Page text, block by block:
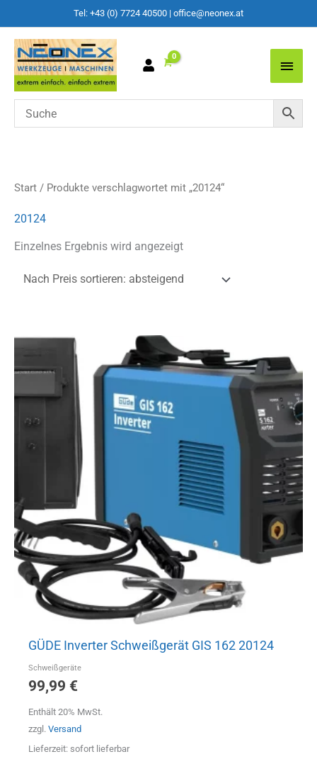
Tel: +43 (0) 7724 40500 | office@neonex.at
Main
Start / Produkte verschlagwortet mit „20124“
20124
Einzelnes Ergebnis wird angezeigt
GÜDE Inverter Schweißgerät GIS 162 20124
Schweißgeräte
99,99 €
Enthält 20% MwSt.
zzgl. Versand
Lieferzeit: sofort lieferbar